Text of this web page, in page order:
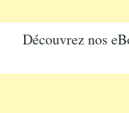
Découvrez nos